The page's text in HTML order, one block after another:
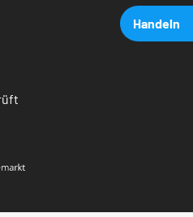
Handeln